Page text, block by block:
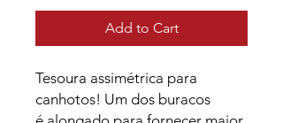
Add to Cart
Tesoura assimétrica para
canhotos! Um dos buracos